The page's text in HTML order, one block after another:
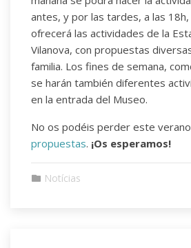
antes, y por las tardes, a las
ofrecerá las actividades de la
Vilanova, con propuestas
familia. Los fines de semana,
se harán también diferentes
en la entrada del Museo.
No os podéis perder este
propuestas. ¡Os esperamos!
Notícias